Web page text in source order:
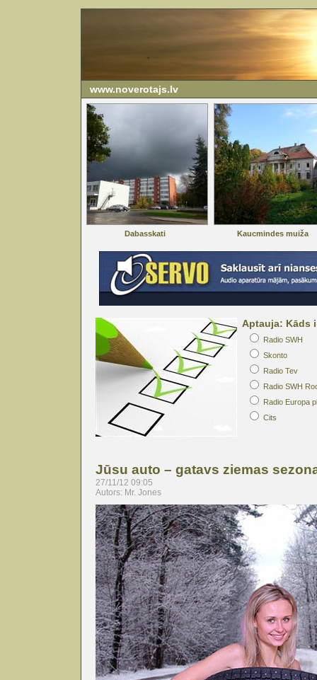
www.noverotajs.lv
Dabasskati Kaucmindes muiža
Aptauja: Kāds
Radio SWH
Skonto
Radio Tev
Radio SWH
Radio Europa
Cits
Jūsu auto – gatavs ziemas
27/11/12 09:05
Autors: Mr. Jones